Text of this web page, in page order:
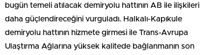
bugün temeli atılacak demiryolu hattının AB ile ilişkileri
daha güçlendireceğini vurguladı. Halkalı-Kapıkule
demiryolu hattının hizmete girmesi ile Trans-Avrupa
Ulaştırma Ağlarına yüksek kalitede bağlanmanın son